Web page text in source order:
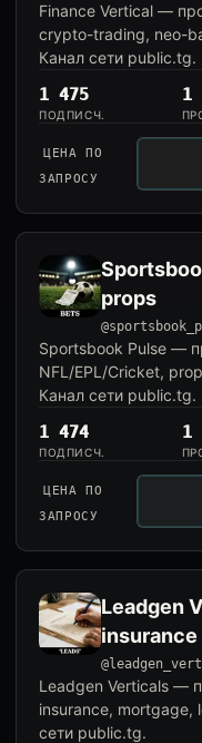
Finance Vertical —
crypto-trading, neo-
Канал сети public.tg.
1 475
ПОДПИСЧ.
1
ЦЕНА ПО
ЗАПРОСУ
props
Sportsbook Pulse —
NFL/EPL/Cricket,
Канал сети public.tg.
1 474
ПОДПИСЧ.
1
ЦЕНА ПО
ЗАПРОСУ
Leadgen
insurance
Leadgen Verticals —
insurance, mortgage,
сети public.tg.